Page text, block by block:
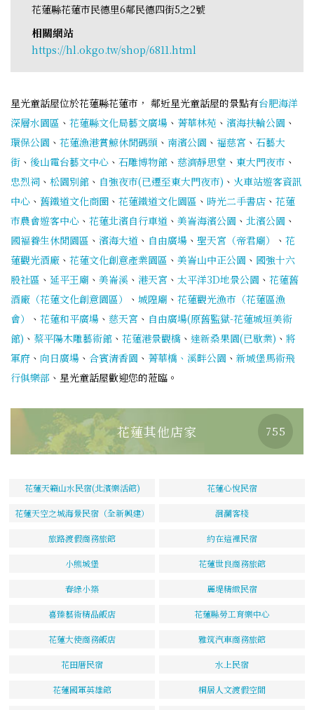
花蓮縣花蓮市民德里6鄰民德四街5之2號
相關網站
https://hl.okgo.tw/shop/6811.html
星光童話屋位於花蓮縣花蓮市， 鄰近星光童話屋的景點有台肥海洋
深層水園區 、 花蓮縣文化局藝文廣場 、 菁華林苑 、 濱海扶輪公園 、
環保公園 、 花蓮漁港賞鯨休閒碼頭 、 南濱公園 、 福慈宮 、 石藝大
街 、 後山電台藝文中心 、 石雕博物館 、 慈濟靜思堂 、 東大門夜市 、
忠烈祠 、 松園別館 、 自強夜市(已遷至東大門夜市) 、 火車站遊客資訊
中心 、 舊鐵道文化商圈 、 花蓮鐵道文化園區 、 時光二手書店 、 花蓮
市農會遊客中心 、 花蓮北濱自行車道 、 美崙海濱公園 、 北濱公園 、
國褔養生休閒園區 、 濱海大道 、 自由廣場 、 聖天宮（帝君廟） 、 花
蓮觀光酒廠 、 花蓮文化創意產業園區 、 美崙山中正公園 、 國強十六
股社區 、 延平王廟 、 美崙溪 、 港天宮 、 太平洋3D地景公園 、 花蓮舊
酒廠（花蓮文化創意園區）
、 城隍廟 、 花蓮觀光漁市（花蓮區漁
會）
、 花蓮和平廣場 、 慈天宮 、 自由廣場(原舊監獄-花蓮城垣美術
館) 、 蔡平陽木雕藝術館 、 花蓮港景觀橋 、 達新桑果園(已歇業) 、 將
軍府 、 向日廣場 、 合賓清香園 、 菁華橋、溪畔公園 、 新城堡馬術飛
行俱樂部 、星光童話屋歡迎您的蒞臨。
花蓮其他店家 755
花蓮天籟山水民宿(北濱樂活館) 花蓮心悅民宿
花蓮天空之城海景民宿（全新興建） 洄瀾客棧
旅路渡假商務旅館 約在這裡民宿
小熊城堡 花蓮世良商務旅館
春綠小築 麗堤精緻民宿
喜臻藝術精品飯店 花蓮縣勞工育樂中心
花蓮大使商務飯店 雅筑汽車商務旅館
花田厝民宿 水上民宿
花蓮國軍英雄館 桐居人文渡假空間